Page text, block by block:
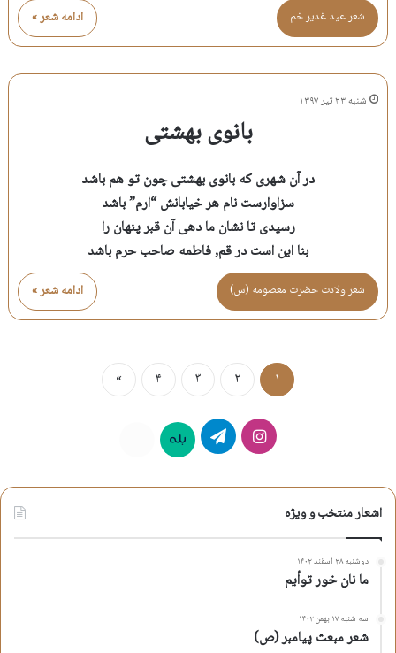
ادامه شعر » شعر عيد غدير خم
شنبه ۲۳ تیر ۱۳۹۷
بانوی بهشتی
در آن شهری که بانوی بهشتی چون تو هم باشد
سزاوارست نام هر خیابانش “ارم” باشد
رسیدی تا نشان ما دهی آن قبر پنهان را
بنا این است در قم, فاطمه صاحب حرم باشد
ادامه شعر » شعر ولادت حضرت معصومه (س)
۱ ۲ ۳ ۴ »
اینستاگرامتلگرام بله
اشعار منتخب و ویژه
دوشنبه ۲۸ اسفند ۱۴۰۲
ما نان خور توأیم
سه شنبه ۱۷ بهمن ۱۴۰۲
شعر مبعث پیامبر (ص)